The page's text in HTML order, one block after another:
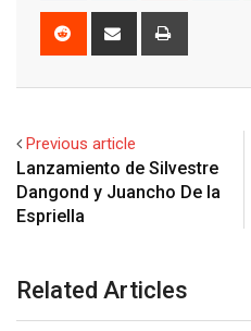
Reddit
Share
Previous article
Lanzamiento de Silvestre
Dangond y Juancho De la
Espriella
Related Articles